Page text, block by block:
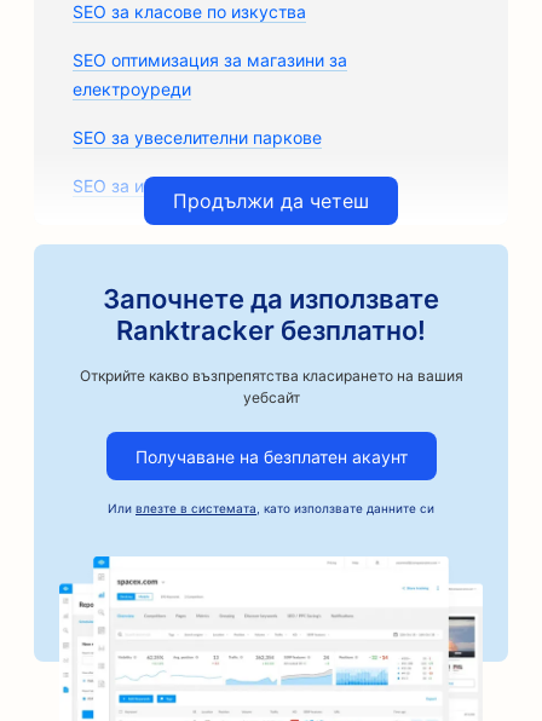
SEO за класове по изкуства
SEO оптимизация за магазини за
електроуреди
SEO за увеселителни паркове
SEO за игрални зали
кафе
SEO оптимизация за автосервизи
SEO за автомобилни фирми
SEO оптимизация за услуги за поръчители
SEO за банки
SEO за пекарни
SEO за фризьорски салони
Продължи да четеш
Започнете да използвате
Ranktracker безплатно!
Открийте какво възпрепятства класирането на вашия
уебсайт
Получаване на безплатен акаунт
Или влезте в системата , като използвате данните си